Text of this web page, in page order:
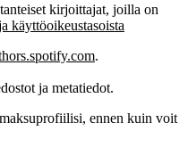
kirjoittajat, joilla on
käyttöoikeustasoista
.
ja metatiedot.
ennen kuin voit